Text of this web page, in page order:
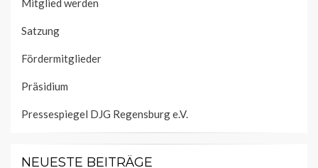
Mitglied werden
Satzung
Fördermitglieder
Präsidium
Pressespiegel DJG Regensburg e.V.
NEUESTE BEITRÄGE